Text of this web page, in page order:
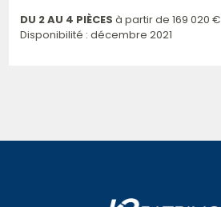
DU 2 AU 4 PIÈCES à partir de 169 020 €
Disponibilité : décembre 2021